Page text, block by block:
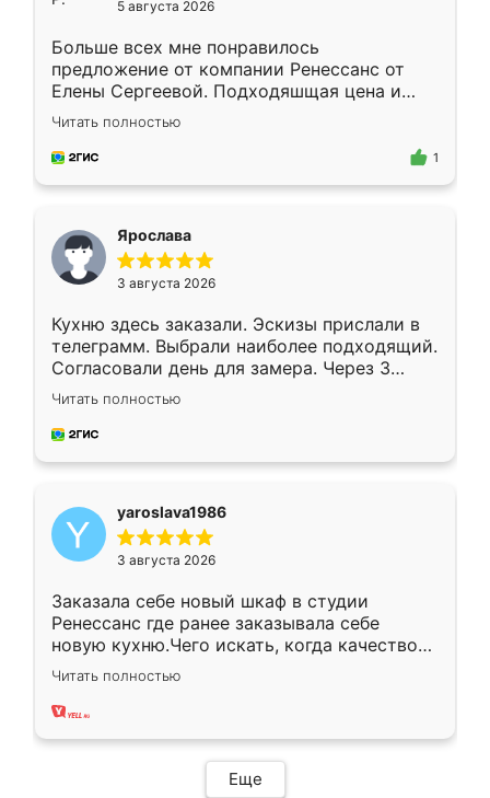
5 августа 2026
Больше всех мне понравилось
предложение от компании Ренессанс от
Елены Сергеевой. Подходяшщая цена и
короткие сроки изготовления. Приехавший
для замера сотрудник Владислав
предложил по моему эскизу самый
Читать полностью
1
Ярослава
3 августа 2026
Кухню здесь заказали. Эскизы прислали в
телеграмм. Выбрали наиболее подходящий.
Согласовали день для замера. Через 3
недели кухня была уже готова. Остались
довольны работой. Спасибо Ренессанс
мебель за качественную работу!
Читать полностью
yaroslava1986
3 августа 2026
Заказала себе новый шкаф в студии
Ренессанс где ранее заказывала себе
новую кухню.Чего искать, когда качеством
вполне довольна. Служит кухня уже почти
два года, нареканий нет.
Читать полностью
Еще